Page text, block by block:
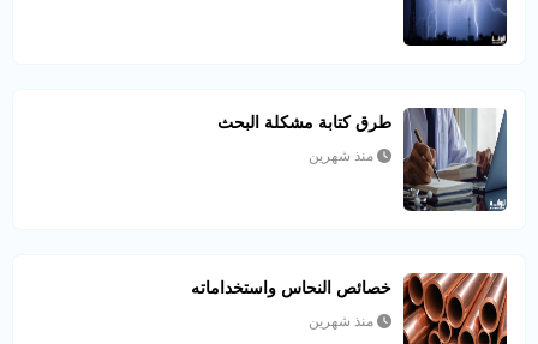
طرق كتابة مشكلة البحث
منذ شهرين
خصائص النحاس واستخداماته
منذ شهرين